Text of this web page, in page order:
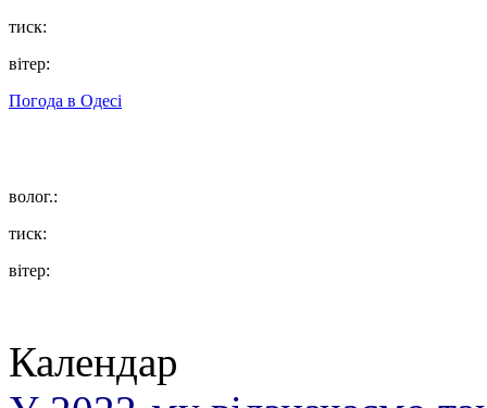
тиск:
вітер:
Погода в Одесі
волог.:
тиск:
вітер:
Календар